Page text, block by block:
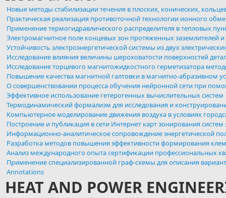
Новые методы стабилизации течения в плоских, конических,
Практическая реализация противоточной технологии ионного
Применение термогидравлического распределителя в тепловых
Электромагнитное поле концевых зон протяженных заземлителей
Устойчивость электроэнергетической системы из двух
Исследование влияния величины шероховатости поверхностей
Исследование торцевого магнитожидкостного герметизатора
Повышение качества магнитной галтовки в магнитно-абразивном
О совершенствовании процесса обучения нейронной сети при
Эффективное использование гетерогенных вычислительных систем
Термодинамический формализм для исследования и
Компьютерное моделирование движения воздуха в условиях
Построение и публикация в сети Интернет карт зонирования
Информационно-аналитическое сопровождение энергетической
Разработка методов повышения эффективности формирования
Анализ международного опыта сертификации профессиональных
Применение специализированной граф-схемы для описания
Annotations
HEAT AND POWER